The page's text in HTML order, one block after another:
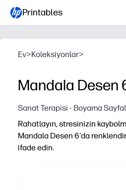
Printables
Ev>Koleksiyonlar>
Mandala Desen
Sanat Terapisi - Boyama
Rahatlayın, stresinizin
Mandala Desen 6'da
ifade edin.
Yazdırma ve kullanma
Dahili odak güçlendirici,